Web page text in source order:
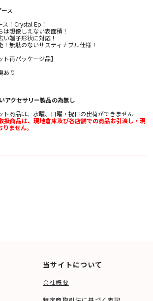
ス
！Crystal Ep！
想像しえない表面積！
端子形状に対応！
無駄のないサスティナブル仕様！
再パッケージ品】
あり
アクセサリー製品の為無し
商品は、水曜、日曜・祝日の出荷ができません
商品は、現地倉庫及び各店舗での商品お引渡し・現
ません。
当サイトについて
会社概要